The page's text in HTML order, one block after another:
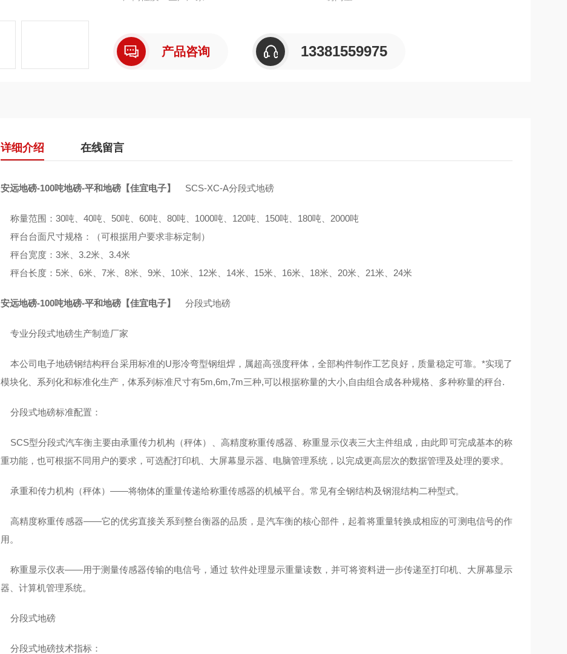
产品咨询 13381559975
详细介绍 在线留言
安远地磅-100吨地磅-平和地磅【佳宜电子】 SCS-XC-A分段式地磅
称量范围：30吨、40吨、50吨、60吨、80吨、1000吨、120吨、150吨、180吨、2000吨
秤台台面尺寸规格：（可根据用户要求非标定制）
秤台宽度：3米、3.2米、3.4米
秤台长度：5米、6米、7米、8米、9米、10米、12米、14米、15米、16米、18米、20米、21米、24米
安远地磅-100吨地磅-平和地磅【佳宜电子】 分段式地磅
专业分段式地磅生产制造厂家
本公司电子地磅钢结构秤台采用标准的U形冷弯型钢组焊，属超高强度秤体，全部构件制作工艺良好，质量稳定可靠。*实现了
模块化、系列化和标准化生产，体系列标准尺寸有5m,6m,7m三种,可以根据称量的大小,自由组合成各种规格、多种称量的秤台.
分段式地磅标准配置：
SCS型分段式汽车衡主要由承重传力机构（秤体）、高精度称重传感器、称重显示仪表三大主件组成，由此即可完成基本的称
重功能，也可根据不同用户的要求，可选配打印机、大屏幕显示器、电脑管理系统，以完成更高层次的数据管理及处理的要求。
承重和传力机构（秤体）——将物体的重量传递给称重传感器的机械平台。常见有全钢结构及钢混结构二种型式。
高精度称重传感器——它的优劣直接关系到整台衡器的品质，是汽车衡的核心部件，起着将重量转换成相应的可测电信号的作
用。
称重显示仪表——用于测量传感器传输的电信号，通过 软件处理显示重量读数，并可将资料进一步传递至打印机、大屏幕显示
器、计算机管理系统。
分段式地磅
分段式地磅技术指标：